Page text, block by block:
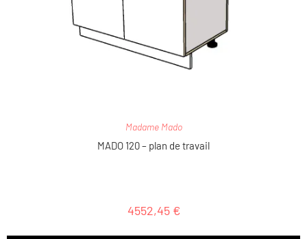
Madame Mado
MADO 120 – plan de travail
4552,45 €